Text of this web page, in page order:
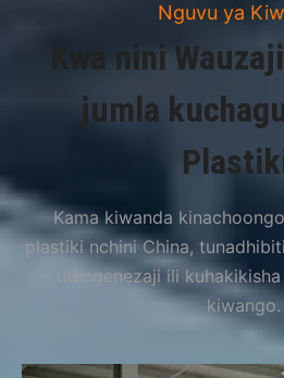
Nguvu ya
Kwa nini
jumla
Kama kiwanda
plastiki nchini China,
utengenezaji ili
kiwango.